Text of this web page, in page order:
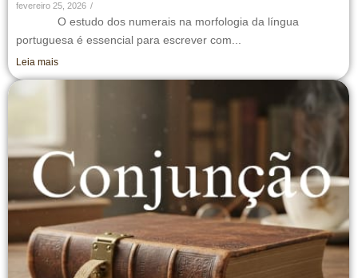
fevereiro 25, 2026 /
O estudo dos numerais na morfologia da língua
portuguesa é essencial para escrever com...
Leia mais